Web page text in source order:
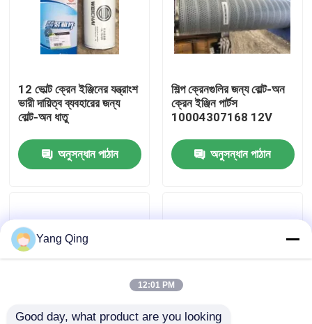
আমাদের সম্পর্কে
কারখানা ভ্রমণ
মান নিয়ন্ত্রণ
যোগাযোগ করুন
ব্যবহৃত ট্রাক ক্রেন
ব্যবহৃত সমস্ত ভূখণ্ড ক্রেন
12 ভোল্ট ক্রেন ইঞ্জিনের যন্ত্রাংশ
ভারী দায়িত্ব ব্যবহারের জন্য
বোল্ট-অন ধাতু
অনুসন্ধান পাঠান
শিল্প ক্রেনগুলির জন্য বোল্ট-অন
ক্রেন ইঞ্জিন পার্টস
10004307168 12V
অনুসন্ধান পাঠান
Yang Qing
12:01 PM
Good day, what product are you looking